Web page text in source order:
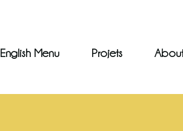
English Menu Projets